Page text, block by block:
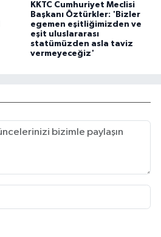
KKTC Cumhuriyet Meclisi
Başkanı Öztürkler: 'Bizler
egemen eşitliğimizden ve
eşit uluslararası
statümüzden asla taviz
vermeyeceğiz'